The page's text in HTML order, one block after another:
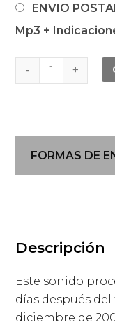
ENVIO
Mp3 +
BA28
VIIº
El
propósito
superior
FORMAS DE
Descripción
Este sonido
días después
diciembre de